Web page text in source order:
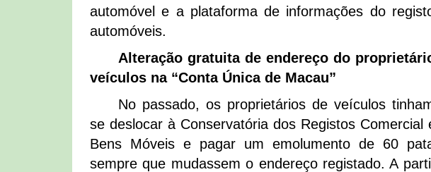
automóvel e a plataforma de informações do
automóveis.
Alteração gratuita de endereço do
veículos na “Conta Única de Macau”
No passado, os proprietários de veículos
se deslocar à Conservatória dos Registos Comercial
Bens Móveis e pagar um emolumento de 60
sempre que mudassem o endereço registado. A